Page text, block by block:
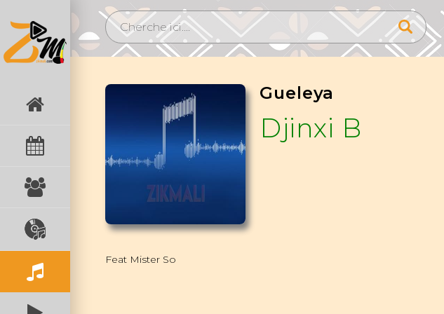
Gueleya
Djinxi B
Feat Mister So